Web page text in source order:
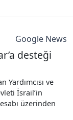
Katar’a
Google News
desteği
ve
İsrail’in
üzerinden